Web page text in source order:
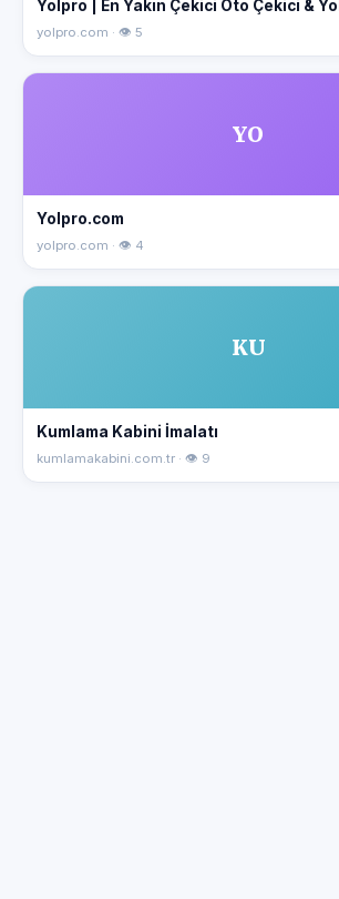
Yolpro | En Yakın Çekici Oto Çekici &
yolpro.com · 👁 5
YO
Yolpro.com
yolpro.com · 👁 4
KU
Kumlama Kabini İmalatı
kumlamakabini.com.tr · 👁 9